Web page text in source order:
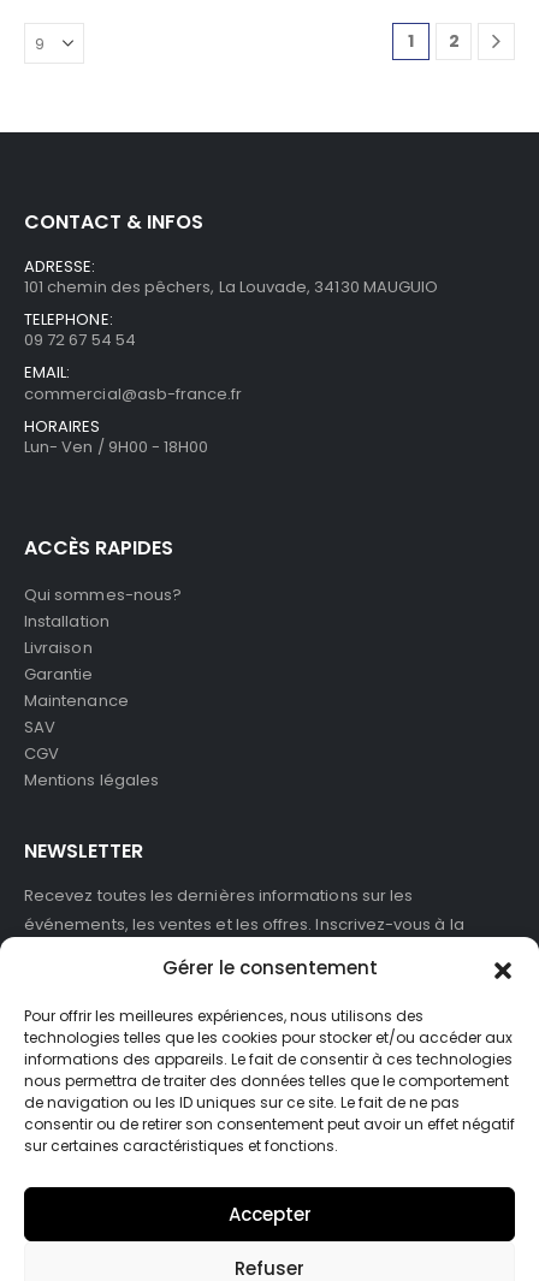
Gérer le consentement
Pour offrir les meilleures expériences, nous utilisons des
technologies telles que les cookies pour stocker et/ou accéder aux
informations des appareils. Le fait de consentir à ces technologies
nous permettra de traiter des données telles que le comportement
de navigation ou les ID uniques sur ce site. Le fait de ne pas
consentir ou de retirer son consentement peut avoir un effet négatif
sur certaines caractéristiques et fonctions.
Accepter
Refuser
1 2
CONTACT & INFOS
ADRESSE:
101 chemin des pêchers, La Louvade, 34130 MAUGUIO
TELEPHONE:
09 72 67 54 54
EMAIL:
commercial@asb-france.fr
HORAIRES
Lun- Ven / 9H00 - 18H00
ACCÈS RAPIDES
Qui sommes-nous?
Installation
Livraison
Garantie
Maintenance
SAV
CGV
Mentions légales
NEWSLETTER
Recevez toutes les dernières informations sur les
événements, les ventes et les offres. Inscrivez-vous à la
J'accepte de recevoir des newsletters et des informations
marketing de ASB France.